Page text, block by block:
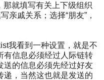
那就填写有关上下级组织
亲戚关系；选择“朋友”，
我看到一种设置，就是不
有信息必须经过人际链转
送的信息必须先经过好友
递，当然这也就是发送的